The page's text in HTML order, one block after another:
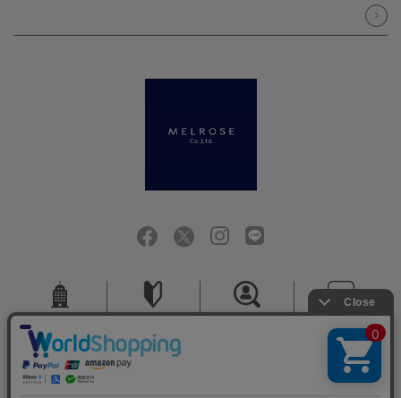
会社概要 お問い合せ
ご利用規約 特定商取引法に基づく表記